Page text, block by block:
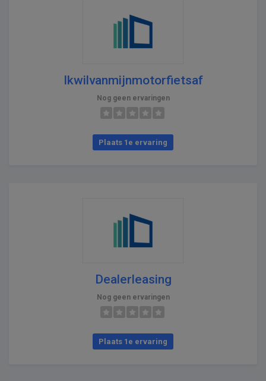
Ikwilvanmijnmotorfietsaf
Nog geen ervaringen
Plaats 1e ervaring
Dealerleasing
Nog geen ervaringen
Plaats 1e ervaring